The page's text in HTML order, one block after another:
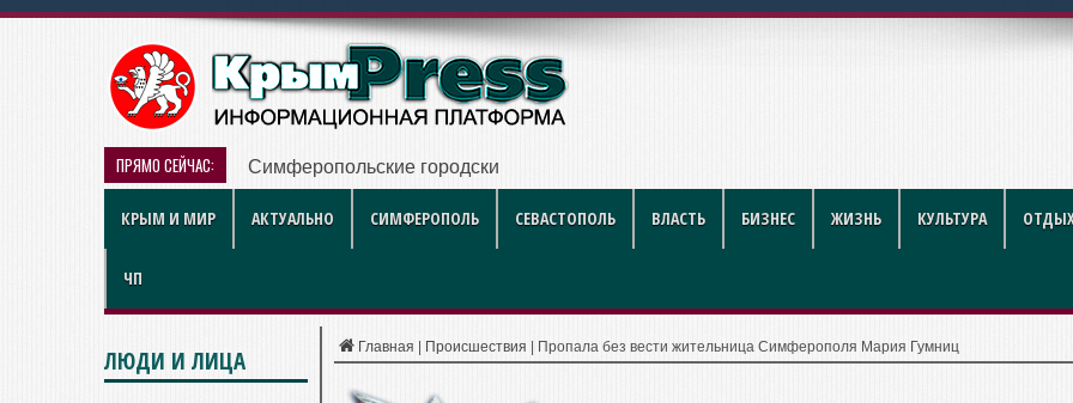
ПРЯМО СЕЙЧАС: Симферопольские городские леса приводят в порядок
КРЫМ И МИР АКТУАЛЬНО СИМФЕРОПОЛЬ СЕВАСТОПОЛЬ ВЛАСТЬ БИЗНЕС ЖИЗНЬ КУЛЬТУРА
ЧП
Главная Происшествия Пропала без вести жительница Симферополя Мария Гумниц
ЛЮДИ И ЛИЦА